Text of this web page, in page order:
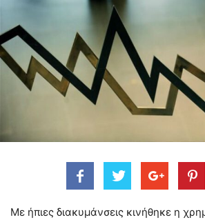
Με ήπιες διακυμάνσεις κινήθηκε η